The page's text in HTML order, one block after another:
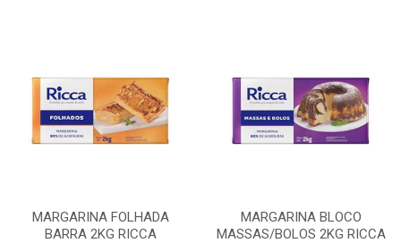
MARGARINA FOLHADA
BARRA 2KG RICCA
MARGARINA BLOCO
MASSAS/BOLOS 2KG RICCA